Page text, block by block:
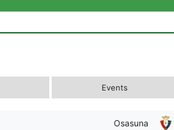
Events
Osasuna